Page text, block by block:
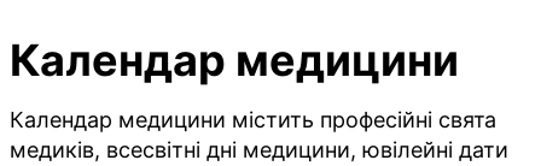
Календар медицини
Календар медицини містить професійні свята
медиків, всесвітні дні медицини, ювілейні дати